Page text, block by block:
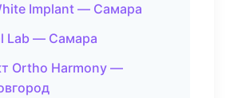
Implant — Самара
Lab — Самара
Ortho Harmony —